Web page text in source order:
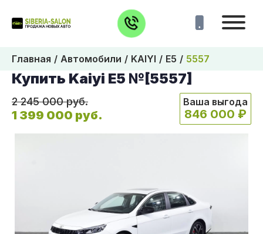
Главная Автомобили KAIYI E5 5557
Купить Kaiyi E5 №[5557]
2 245 000 руб.
1 399 000 руб.
Ваша выгода
846 000 ₽